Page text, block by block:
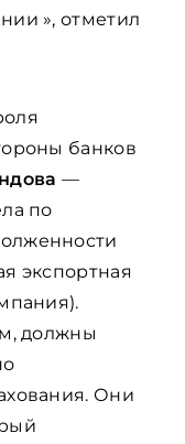
», отметил
банков
—
по
экспортная
должны
Они